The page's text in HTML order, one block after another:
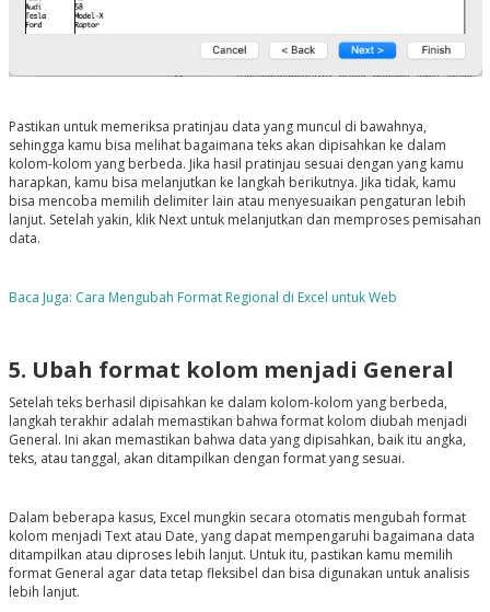
Pastikan untuk memeriksa pratinjau data yang muncul di bawahnya,
sehingga kamu bisa melihat bagaimana teks akan dipisahkan ke dalam
kolom-kolom yang berbeda. Jika hasil pratinjau sesuai dengan yang kamu
harapkan, kamu bisa melanjutkan ke langkah berikutnya. Jika tidak, kamu
bisa mencoba memilih delimiter lain atau menyesuaikan pengaturan lebih
lanjut. Setelah yakin, klik Next untuk melanjutkan dan memproses pemisahan
data.
Baca Juga: Cara Mengubah Format Regional di Excel untuk Web
5. Ubah format kolom menjadi General
Setelah teks berhasil dipisahkan ke dalam kolom-kolom yang berbeda,
langkah terakhir adalah memastikan bahwa format kolom diubah menjadi
General. Ini akan memastikan bahwa data yang dipisahkan, baik itu angka,
teks, atau tanggal, akan ditampilkan dengan format yang sesuai.
Dalam beberapa kasus, Excel mungkin secara otomatis mengubah format
kolom menjadi Text atau Date, yang dapat mempengaruhi bagaimana data
ditampilkan atau diproses lebih lanjut. Untuk itu, pastikan kamu memilih
format General agar data tetap fleksibel dan bisa digunakan untuk analisis
lebih lanjut.